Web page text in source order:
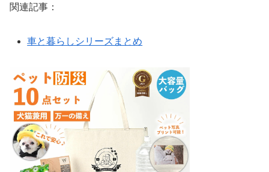
関連記事：
車と暮らしシリーズまとめ